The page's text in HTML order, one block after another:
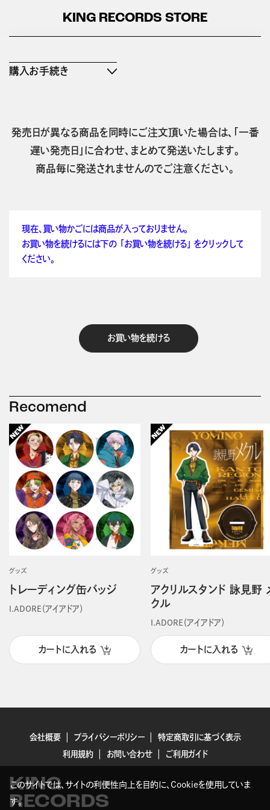
KING RECORDS STORE
購入お手続き
発売日が異なる商品を同時にご注文頂いた場合は、「一番
遅い発売日」に合わせ、まとめて発送いたします。
商品毎に発送されませんのでご注意ください。
現在、買い物かごには商品が入っておりません。
お買い物を続けるには下の 「お買い物を続ける」 をクリックして
ください。
お買い物を続ける
Recomend
グッズ
トレーディング缶バッジ
I.ADORE（アイアドア）
カートに入れる
グッズ
アクリルスタンド 詠見野
クル
I.ADORE（アイアドア）
カートに入れる
会社概要 プライバシーポリシー
特定商取引に基づく表示
利用規約
お問い合わせ ご利用ガイド
KING
RECORDS
このサイトでは、サイトの利便性向上を目的に、Cookieを使用していま
す。